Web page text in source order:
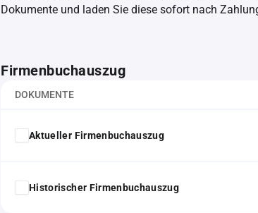
Dokumente und laden Sie diese sofort nach
Firmenbuchauszug
DOKUMENTE
Aktueller Firmenbuchauszug
Historischer Firmenbuchauszug